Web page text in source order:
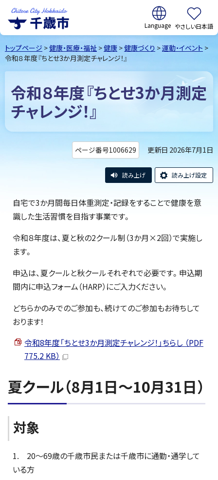
千歳市Chitose
City Hokkaido
翻訳:
やさしい日本語
トップページ >健康・医療・福祉 >健康 >健康づくり >運動・イベント >
令和８年度『ちとせ3か月測定チャレンジ！』
令和８年度『ちとせ3か月測定
チャレンジ！』
ページ番号1006629 更新日 2026年7月1日
読み上げ 読み上げ設定
自宅で3か月間毎日体重測定・記録をすることで健康を意
識した生活習慣を目指す事業です。
令和８年度は、夏と秋の2クール制（3か月×2回）で実施し
ます。
申込は、夏クールと秋クールそれぞれで必要です。申込期
間内に申込フォーム（HARP）にご入力ください。
どちらかのみでのご参加も、続けてのご参加もお待ちして
おります！
令和8年度「ちとせ3か月測定チャレンジ！」ちらし （PDF
775.2 KB）
夏クール（8月1日～10月31日）
対象
1. 20～69歳の千歳市民または千歳市に通勤・通学して
いる方